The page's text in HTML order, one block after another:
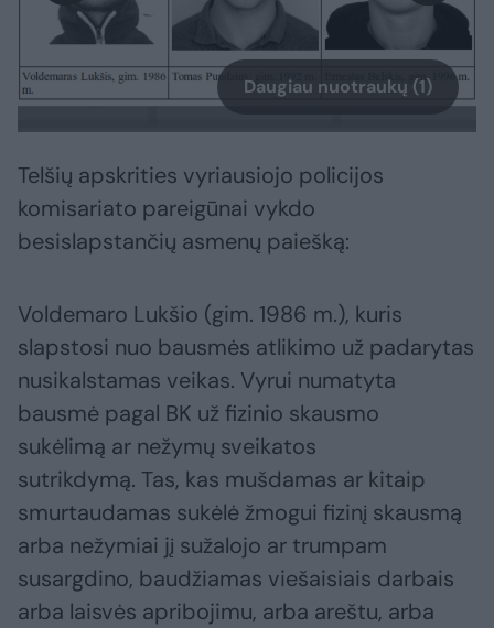
Daugiau nuotraukų (1)
Telšių apskrities vyriausiojo policijos
komisariato pareigūnai vykdo
besislapstančių asmenų paiešką:
Voldemaro Lukšio (gim. 1986 m.), kuris
slapstosi nuo bausmės atlikimo už padarytas
nusikalstamas veikas. Vyrui numatyta
bausmė pagal BK už fizinio skausmo
sukėlimą ar nežymų sveikatos
sutrikdymą. Tas, kas mušdamas ar kitaip
smurtaudamas sukėlė žmogui fizinį skausmą
arba nežymiai jį sužalojo ar trumpam
susargdino, baudžiamas viešaisiais darbais
arba laisvės apribojimu, arba areštu, arba